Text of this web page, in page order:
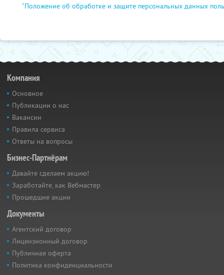
"Положение об обработке и защите персональных данных
Компания
Основное
Публикации о нас
Вакансии
Правила сервиса
Ответы на вопросы
Бизнес-Партнёрам
Давайте сделаем акцию!
Заработайте, как Вебмастер
Прошедшие акции
Документы
Агентский договор
Лицензионный договор
Публичная оферта
Политика конфиденциальности